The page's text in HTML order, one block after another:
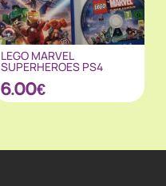
LEGO MARVEL
SUPERHEROES PS4
6.00€